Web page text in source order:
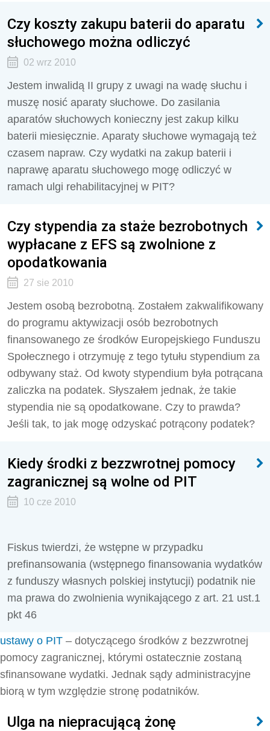
Czy koszty zakupu baterii do aparatu
słuchowego można odliczyć
02 wrz 2010
Jestem inwalidą II grupy z uwagi na wadę słuchu i
muszę nosić aparaty słuchowe. Do zasilania
aparatów słuchowych konieczny jest zakup kilku
baterii miesięcznie. Aparaty słuchowe wymagają też
czasem napraw. Czy wydatki na zakup baterii i
naprawę aparatu słuchowego mogę odliczyć w
ramach ulgi rehabilitacyjnej w PIT?
Czy stypendia za staże bezrobotnych
wypłacane z EFS są zwolnione z
opodatkowania
27 sie 2010
Jestem osobą bezrobotną. Zostałem zakwalifikowany
do programu aktywizacji osób bezrobotnych
finansowanego ze środków Europejskiego Funduszu
Społecznego i otrzymuję z tego tytułu stypendium za
odbywany staż. Od kwoty stypendium była potrącana
zaliczka na podatek. Słyszałem jednak, że takie
stypendia nie są opodatkowane. Czy to prawda?
Jeśli tak, to jak mogę odzyskać potrącony podatek?
Kiedy środki z bezzwrotnej pomocy
zagranicznej są wolne od PIT
10 cze 2010
Fiskus twierdzi, że wstępne w przypadku
prefinansowania (wstępnego finansowania wydatków
z funduszy własnych polskiej instytucji) podatnik nie
ma prawa do zwolnienia wynikającego z art. 21 ust.1
pkt 46
ustawy o PIT – dotyczącego środków z bezzwrotnej
pomocy zagranicznej, którymi ostatecznie zostaną
sfinansowane wydatki. Jednak sądy administracyjne
biorą w tym względzie stronę podatników.
Ulga na niepracującą żonę